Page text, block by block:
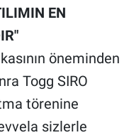
EN
öneminden
Togg SIRO
törenine
sizlerle